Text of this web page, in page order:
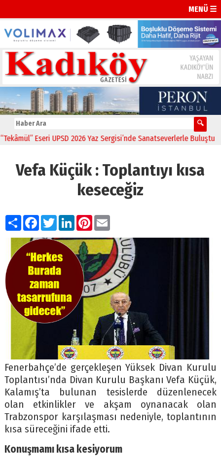
MENÜ ☰
Eseri UPSD 2026 Yaz Sergisi’nde Sanatseverlerle Buluştu
Vefa Küçük : Toplantıyı kısa
keseceğiz
PaylaşFacebook
TwitterLinkedIn
Pinterest
Email
Fenerbahçe’de gerçekleşen Yüksek Divan Kurulu
Toplantısı’nda Divan Kurulu Başkanı Vefa Küçük,
Kalamış’ta bulunan tesislerde düzenlenecek
olan etkinlikler ve akşam oynanacak olan
Trabzonspor karşılaşması nedeniyle, toplantının
kısa süreceğini ifade etti.
Konuşmamı kısa kesiyorum